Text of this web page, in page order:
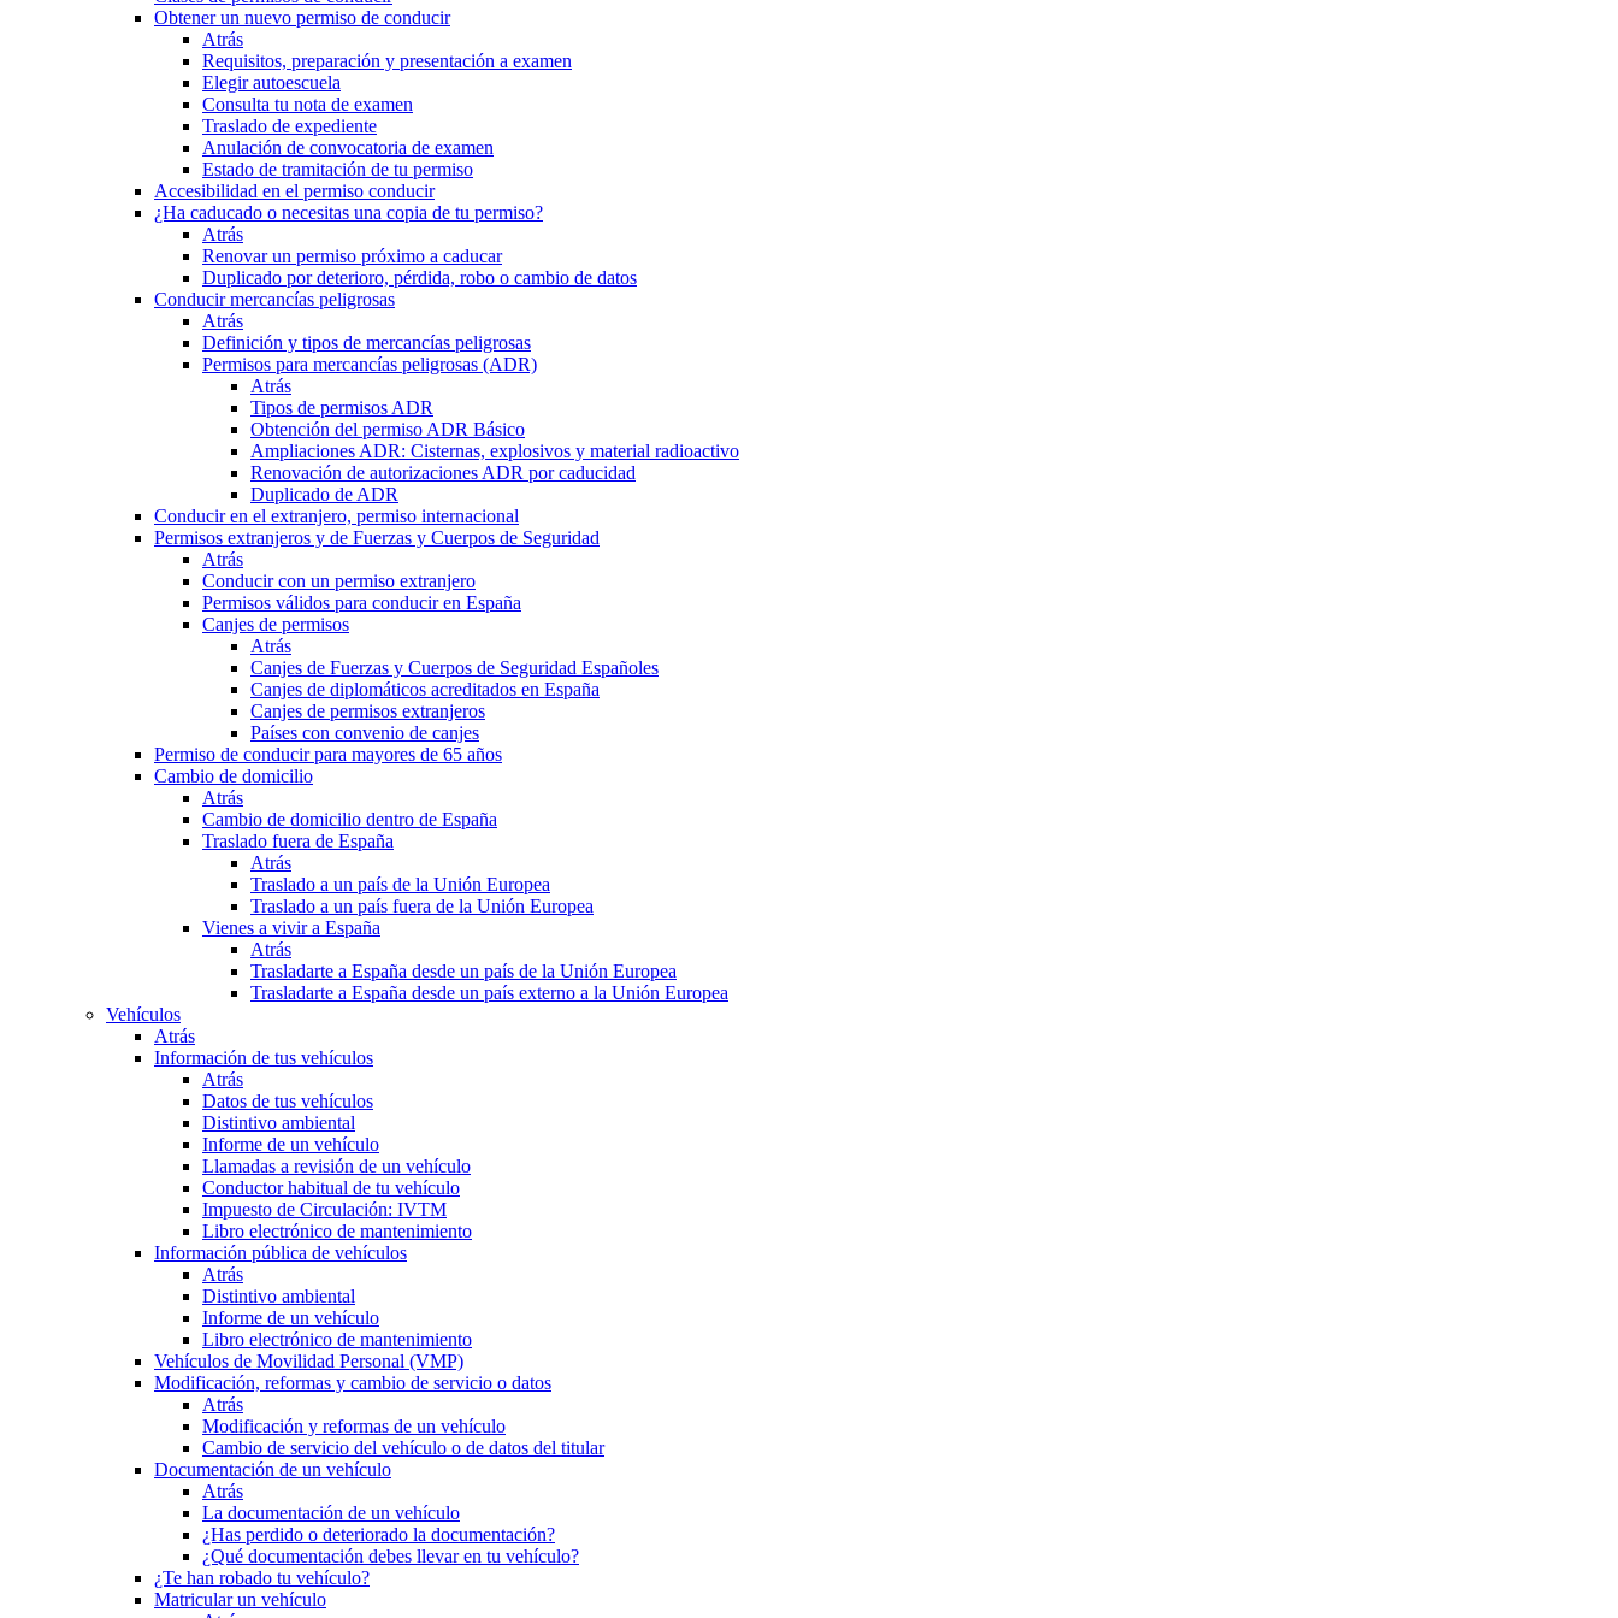
Obtener un nuevo permiso de conducir
Atrás
Requisitos, preparación y presentación a examen
Elegir autoescuela
Consulta tu nota de examen
Traslado de expediente
Anulación de convocatoria de examen
Estado de tramitación de tu permiso
Accesibilidad en el permiso conducir
¿Ha caducado o necesitas una copia de tu permiso?
Atrás
Renovar un permiso próximo a caducar
Duplicado por deterioro, pérdida, robo o cambio de datos
Conducir mercancías peligrosas
Atrás
Definición y tipos de mercancías peligrosas
Permisos para mercancías peligrosas (ADR)
Atrás
Tipos de permisos ADR
Obtención del permiso ADR Básico
Ampliaciones ADR: Cisternas, explosivos y material radioactivo
Renovación de autorizaciones ADR por caducidad
Duplicado de ADR
Conducir en el extranjero, permiso internacional
Permisos extranjeros y de Fuerzas y Cuerpos de Seguridad
Atrás
Conducir con un permiso extranjero
Permisos válidos para conducir en España
Canjes de permisos
Atrás
Canjes de Fuerzas y Cuerpos de Seguridad Españoles
Canjes de diplomáticos acreditados en España
Canjes de permisos extranjeros
Países con convenio de canjes
Permiso de conducir para mayores de 65 años
Cambio de domicilio
Atrás
Cambio de domicilio dentro de España
Traslado fuera de España
Atrás
Traslado a un país de la Unión Europea
Traslado a un país fuera de la Unión Europea
Vienes a vivir a España
Atrás
Trasladarte a España desde un país de la Unión Europea
Trasladarte a España desde un país externo a la Unión Europea
Vehículos
Atrás
Información de tus vehículos
Atrás
Datos de tus vehículos
Distintivo ambiental
Informe de un vehículo
Llamadas a revisión de un vehículo
Conductor habitual de tu vehículo
Impuesto de Circulación: IVTM
Libro electrónico de mantenimiento
Información pública de vehículos
Atrás
Distintivo ambiental
Informe de un vehículo
Libro electrónico de mantenimiento
Vehículos de Movilidad Personal (VMP)
Modificación, reformas y cambio de servicio o datos
Atrás
Modificación y reformas de un vehículo
Cambio de servicio del vehículo o de datos del titular
Documentación de un vehículo
Atrás
La documentación de un vehículo
¿Has perdido o deteriorado la documentación?
¿Qué documentación debes llevar en tu vehículo?
¿Te han robado tu vehículo?
Matricular un vehículo